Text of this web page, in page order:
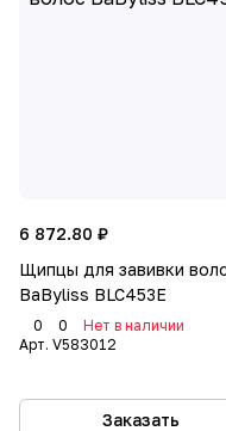
послужил основой
области по уходу за
распространён по
ассортимент
бигуди, машинки
электробритвы,
6 872.80 ₽
Щипцы для завивки
BaByliss BLC453E
0 0
Нет в наличии
Арт. V583012
Заказать